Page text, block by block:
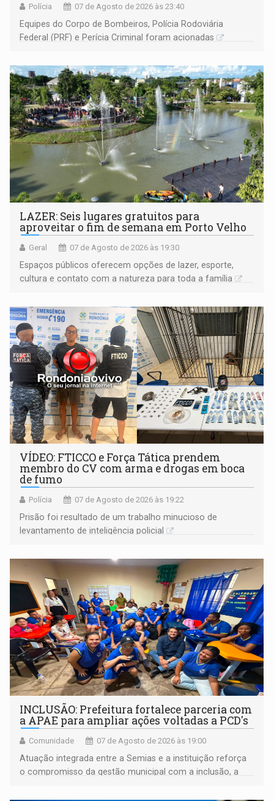
Polícia 07 de Agosto de 2026 às 23:40
Equipes do Corpo de Bombeiros, Polícia Rodoviária
Federal (PRF) e Perícia Criminal foram acionadas
LAZER: Seis lugares gratuitos para
aproveitar o fim de semana em Porto Velho
Geral 07 de Agosto de 2026 às 19:30
Espaços públicos oferecem opções de lazer, esporte,
cultura e contato com a natureza para toda a família
VÍDEO: FTICCO e Força Tática prendem
membro do CV com arma e drogas em boca
de fumo
Polícia 07 de Agosto de 2026 às 19:22
Prisão foi resultado de um trabalho minucioso de
levantamento de inteligência policial
INCLUSÃO: Prefeitura fortalece parceria com
a APAE para ampliar ações voltadas a PCD's
Comunidade 07 de Agosto de 2026 às 19:00
Atuação integrada entre a Semias e a instituição reforça
o compromisso da gestão municipal com a inclusão, a